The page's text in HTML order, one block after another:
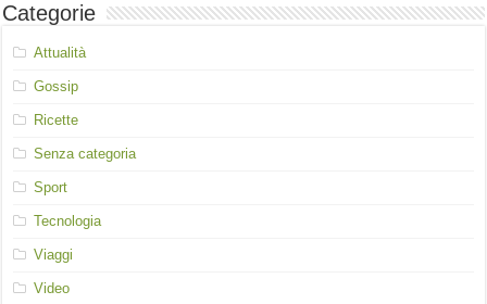
Categorie
Attualità
Gossip
Ricette
Senza categoria
Sport
Tecnologia
Viaggi
Video